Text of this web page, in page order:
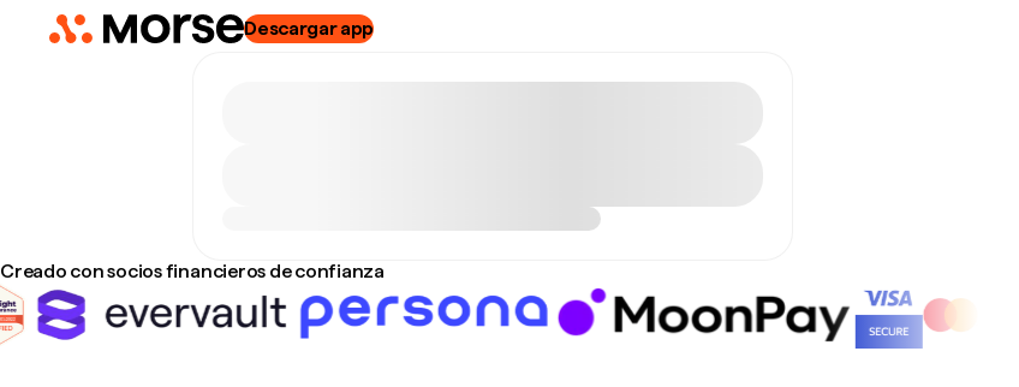
Descargar app
Creado con socios financieros de confianza